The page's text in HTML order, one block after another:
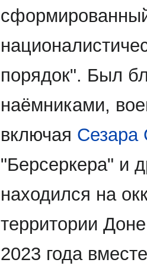
порядок". Был
наёмниками,
включая Сезара
"Берсеркера" и
находился на
территории
2023 года